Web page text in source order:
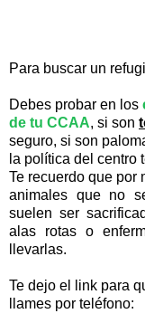
Para buscar un
Debes probar en los
de tu CCAA, si son
seguro, si son
la política del centro
Te recuerdo que por
animales que no
suelen ser
alas rotas o
llevarlas.
Te dejo el link para
llames por teléfono: